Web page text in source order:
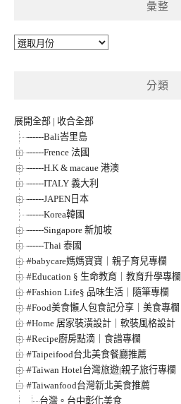
彙整
彙
分類
展開全部 | 收合全部
------Bali峇里島
------Frence 法國
------H.K & macaue 港澳
------ITALY 義大利
------JAPEN日本
------Korea韓國
------Singapore 新加坡
------Thai 泰國
#babycare媽媽寶寶｜親子育兒專欄
#Education § 生命教育｜教育升學專欄
#Fashion Life§ 品味生活｜隨筆專欄
#Food美食懶人包食記分享｜美食專欄
#Home 居家裝潢設計｜軟裝風格設計
#Recipe廚房點滴｜食譜專欄
#Taipeifood台北美食餐廳推薦
#Taiwan Hotel台灣旅遊|親子旅行專欄
#Taiwanfood台灣新北美食推薦
台灣。台中彰化美食